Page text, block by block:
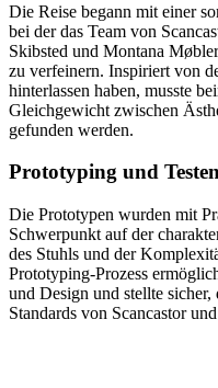
Die Reise begann mit einer
bei der das Team von
Skibsted und Montana
zu verfeinern. Inspiriert von
hinterlassen haben, musste
Gleichgewicht zwischen
gefunden werden.
Prototyping und
Die Prototypen wurden mit
Schwerpunkt auf der
des Stuhls und der
Prototyping-Prozess
und Design und stellte sicher,
Standards von Scancastor